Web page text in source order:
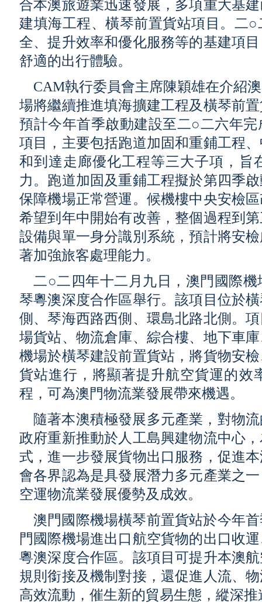
合本澳旅遊業迅速發展，多項重大基
建填海工程、橫琴前置貨站項目。二
全、提升效率和優化服務等的基建項
舒適的出行體驗。
CAM執行委員會主席陳穎雄在介紹
場將繼續推進填海擴建工程及橫琴前
預計今年首季啟動建設至二○二六年
項目，主要包括跑道加固和重鋪工程
和到達走廊優化工程等三大子項，旨
力。跑道加固及重鋪工程擬於第四季
保障機場正常營運。候機樓中央安檢
希望到年中開始有改善，整個過程到
設備與單一身分識別系統，預計將安
著加強旅客處理能力。
二○二四年十二月九日，澳門國際
琴粵澳深度合作區舉行。該項目位於
側、琴海西路西側、環島北路北側。
場貨站、物流倉庫、綜合樓、地下車
機場於橫琴建設前置貨站，將貨物安
貨站進行，將顯著提升航空貨運的效
程，可為澳門物流業發展帶來機遇。
隨著本澳積極發展多元產業，對物
政府重新推動於人工島興建物流中心
式，進一步發展貨物出口服務，促進
會各界認為是具發展潛力多元產業之
空運物流業發展優勢及成效。
澳門國際機場橫琴前置貨站於今年
門國際機場進出口航空貨物的出口收
粵澳深度合作區。該項目可提升本澳
規則銜接及機制對接，還促進人流、
高效流動，催生新的貿易生態，縱深